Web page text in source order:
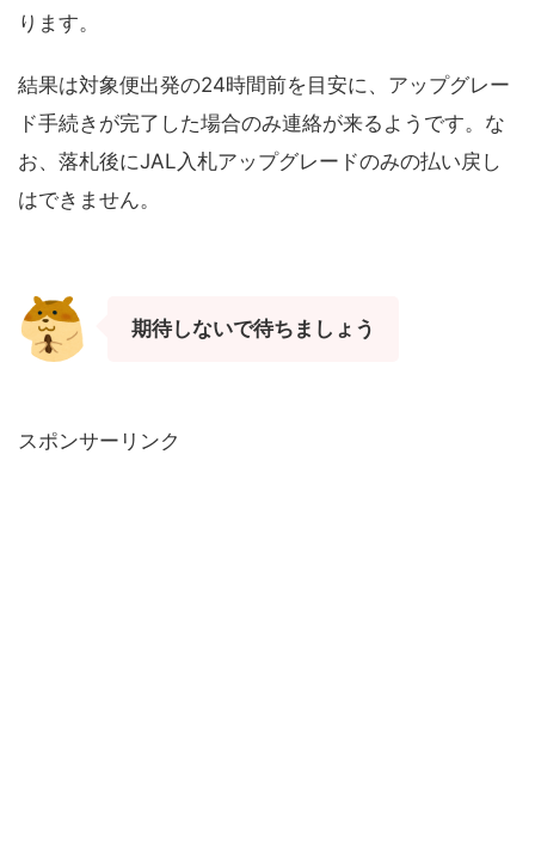
ります。
結果は対象便出発の24時間前を目安に、アップグレー
ド手続きが完了した場合のみ連絡が来るようです。な
お、落札後にJAL入札アップグレードのみの払い戻し
はできません。
期待しないで待ちましょう
スポンサーリンク